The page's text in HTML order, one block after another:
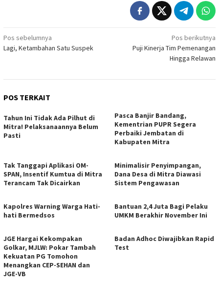
Navigasi
pos
Pos sebelumnya
Lagi, Ketambahan Satu Suspek
Pos berikutnya
Puji Kinerja Tim Pemenangan
Hingga Relawan
POS TERKAIT
Tahun Ini Tidak Ada Pilhut di
Mitra! Pelaksanaannya Belum
Pasti
Pasca Banjir Bandang,
Kementrian PUPR Segera
Perbaiki Jembatan di
Kabupaten Mitra
Tak Tanggapi Aplikasi OM-
SPAN, Insentif Kumtua di Mitra
Terancam Tak Dicairkan
Minimalisir Penyimpangan,
Dana Desa di Mitra Diawasi
Sistem Pengawasan
Kapolres Warning Warga Hati-
hati Bermedsos
Bantuan 2,4 Juta Bagi Pelaku
UMKM Berakhir November Ini
JGE Hargai Kekompakan
Golkar, MJLW: Pokar Tambah
Kekuatan PG Tomohon
Menangkan CEP-SEHAN dan
JGE-VB
Badan Adhoc Diwajibkan Rapid
Test